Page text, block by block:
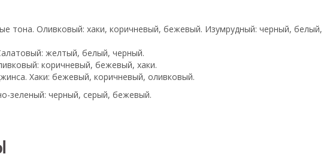
тона. Оливковый: хаки, коричневый, бежевый. Изумрудный: черный, белый,
желтый, белый, черный.
коричневый, бежевый, хаки.
Хаки: бежевый, коричневый, оливковый.
зеленый: черный, серый, бежевый.